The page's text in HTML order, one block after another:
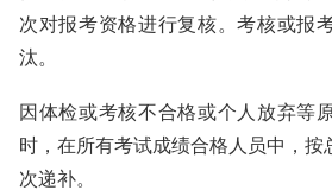
次对报考资格进行复核。考核或报
汰。
因体检或考核不合格或个人放弃等
时，在所有考试成绩合格人员中，按
次递补。